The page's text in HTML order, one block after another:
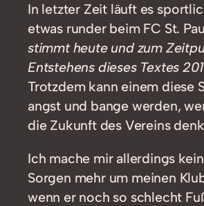
In letzter Zeit läuft es
etwas runder beim FC St.
stimmt heute und zum
Entstehens dieses Textes
Trotzdem kann einem diese
angst und bange werden,
die Zukunft des Vereins
Ich mache mir allerdings
Sorgen mehr um meinen
wenn er noch so schlecht